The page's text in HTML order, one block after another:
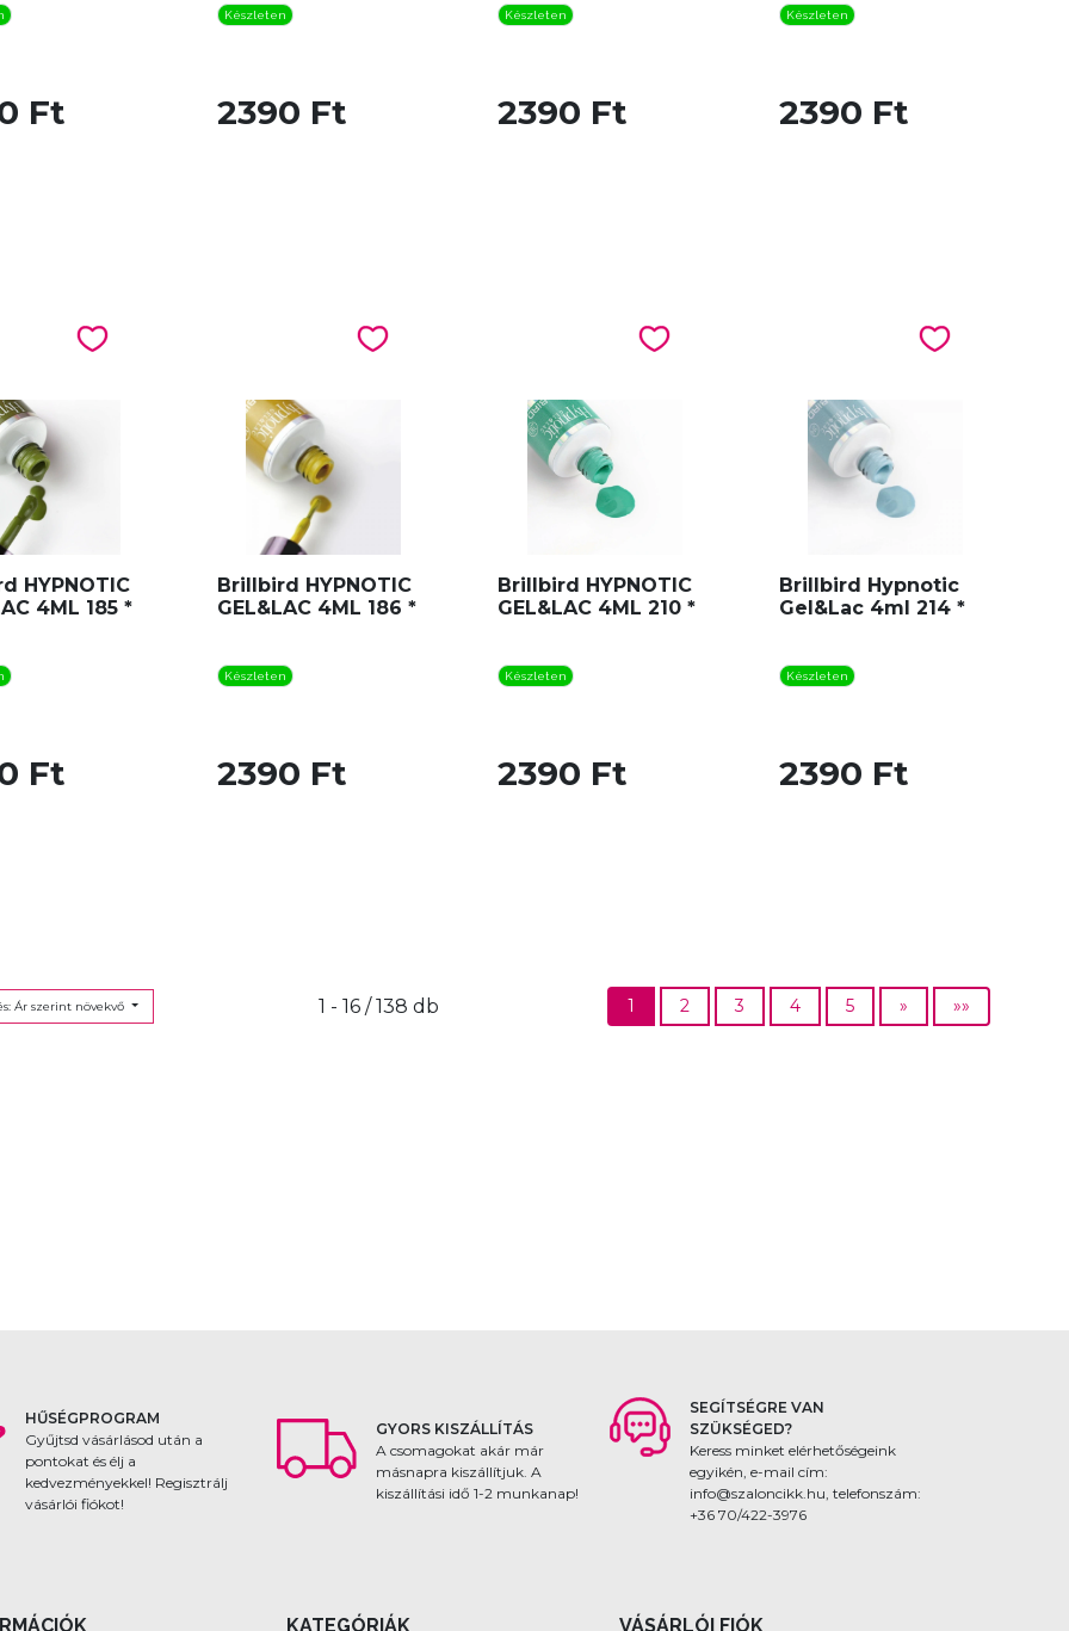
Ft
Készleten
2390 Ft
Készleten
2390 Ft
Készleten
2390 Ft
HYPNOTIC
4ML 185 *
Ft
Brillbird HYPNOTIC
GEL&LAC 4ML 186 *
Készleten
2390 Ft
Brillbird HYPNOTIC
GEL&LAC 4ML 210 *
Készleten
2390 Ft
Brillbird Hypnotic
Gel&Lac 4ml 214 *
Készleten
2390 Ft
Ár szerint növekvő 1 - 16 / 138 db 1 2 3 4 5 » »»
HŰSÉGPROGRAM
Gyűjtsd vásárlásod után a
pontokat és élj a
kedvezményekkel! Regisztrálj
vásárlói fiókot!
GYORS KISZÁLLÍTÁS
A csomagokat akár már
másnapra kiszállítjuk. A
kiszállítási idő 1-2 munkanap!
SEGÍTSÉGRE VAN
SZÜKSÉGED?
Keress minket elérhetőségeink
egyikén, e-mail cím:
info@szaloncikk.hu, telefonszám:
+36 70/422-3976
KATEGÓRIÁK VÁSÁRLÓI FIÓK